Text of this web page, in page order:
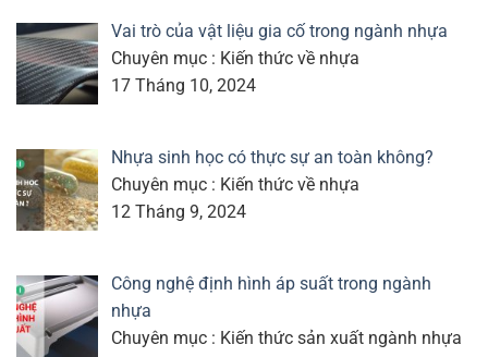
Vai trò của vật liệu gia cố trong ngành nhựa
Chuyên mục : Kiến thức về nhựa
17 Tháng 10, 2024
Nhựa sinh học có thực sự an toàn không?
Chuyên mục : Kiến thức về nhựa
12 Tháng 9, 2024
Công nghệ định hình áp suất trong ngành
nhựa
Chuyên mục : Kiến thức sản xuất ngành nhựa